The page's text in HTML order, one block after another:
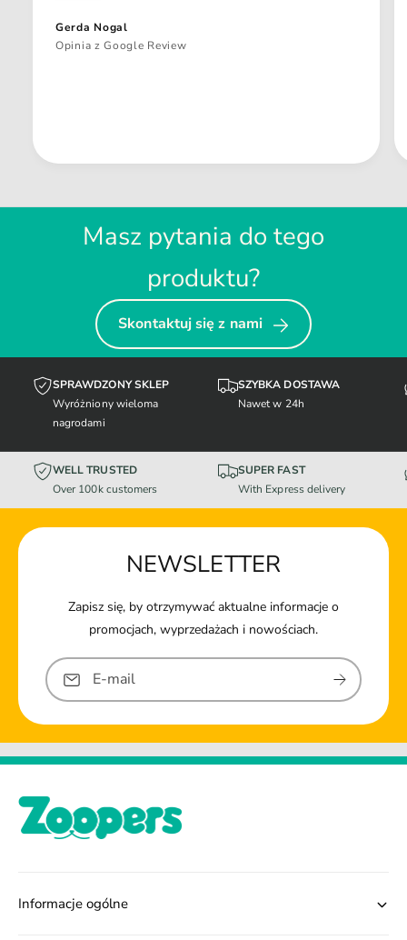
Gerda Nogal
Opinia z Google Review
Masz pytania do tego
produktu?
Skontaktuj się z nami
SPRAWDZONY SKLEP
Wyróżniony wieloma
nagrodami
SZYBKA DOSTAWA
Nawet w 24h
WELL TRUSTED
Over 100k customers
SUPER FAST
With Express delivery
NEWSLETTER
Zapisz się, by otrzymywać aktualne informacje o
promocjach, wyprzedażach i nowościach.
E-mail
Informacje ogólne